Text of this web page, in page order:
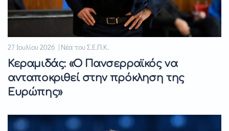
27 Ιουλίου 2026 | Νέα του Σ.Ε.Π.Κ.
Κεραμιδάς: «Ο Πανσερραϊκός να
ανταποκριθεί στην πρόκληση της
Ευρώπης»